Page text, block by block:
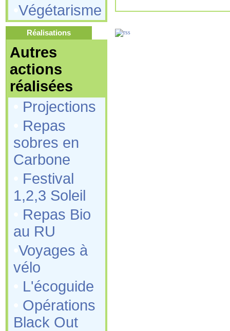
Végétarisme
Réalisations
Autres
actions
réalisées
Projections
Repas
sobres en
Carbone
Festival
1,2,3 Soleil
Repas Bio
au RU
Voyages à
vélo
L'écoguide
Opérations
Black Out